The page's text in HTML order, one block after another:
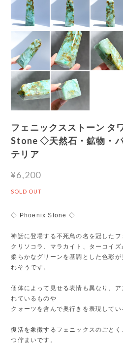
フェニックスストーン
Stone ◇天然石・鉱物・
テリア
¥6,200
SOLD OUT
◇ Phoenix Stone ◇
神話に登場する不死鳥の名を冠したフ
クリソコラ、マラカイト、ターコイズ
柔らかなグリーンを基調とした色彩が
れそうです。
個体によって見せる表情も異なり、
れているものや
クォーツを含んで奥行きを表現してい
復活を象徴するフェニックスのごと
つ佇まいです。